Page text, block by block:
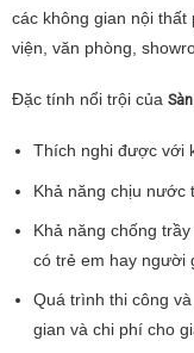
các không gian nội
viện, văn phòng,
Đặc tính nổi trội của
Thích nghi được với
Khả năng chịu nước
Khả năng chống
có trẻ em hay người
Quá trình thi công
gian và chi phí cho